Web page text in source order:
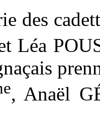
des
Léa
, Anaël